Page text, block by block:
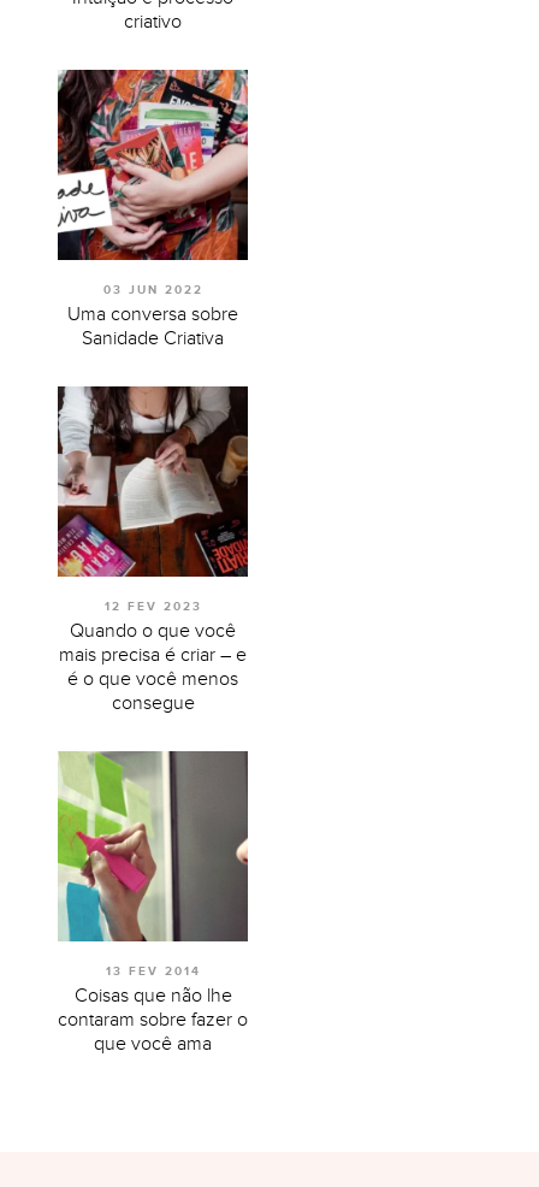
criativo
03 JUN 2022
Uma conversa sobre
Sanidade Criativa
12 FEV 2023
Quando o que você
mais precisa é criar – e
é o que você menos
consegue
13 FEV 2014
Coisas que não lhe
contaram sobre fazer o
que você ama